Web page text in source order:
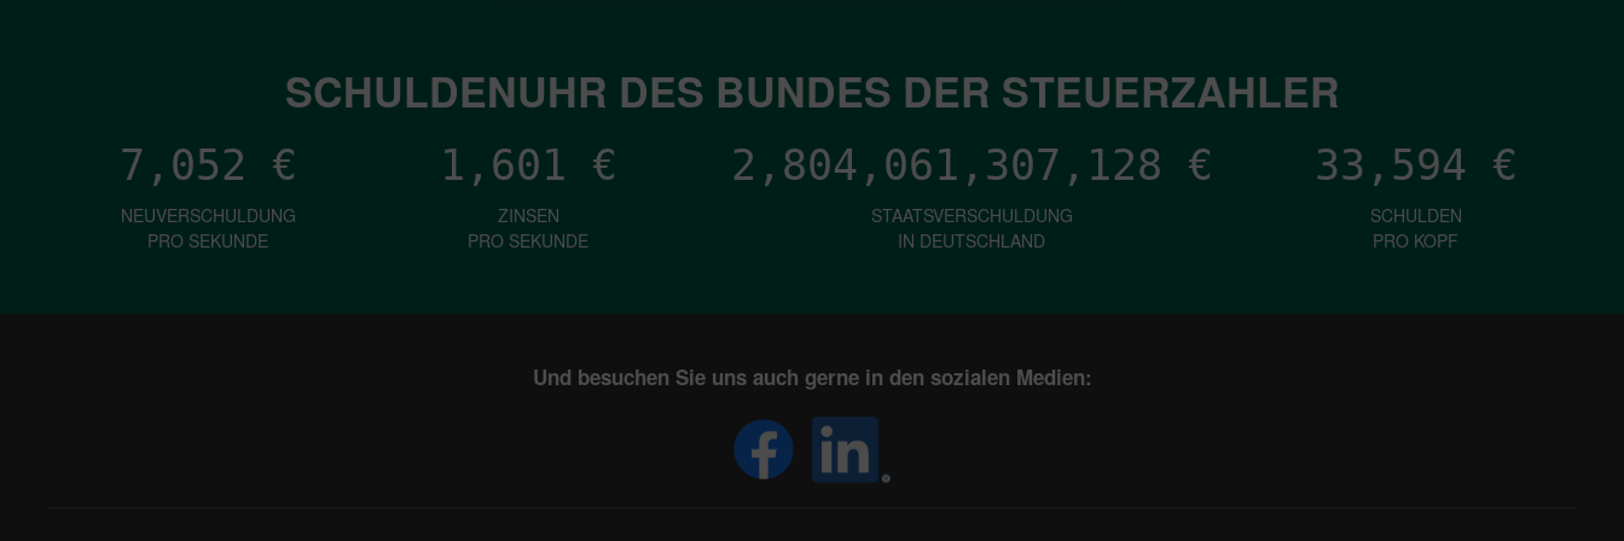
SCHULDENUHR DES BUNDES DER STEUERZAHLER
7,052 €
NEUVERSCHULDUNG
PRO SEKUNDE
1,601 €
ZINSEN
PRO SEKUNDE
2,804,061,310,090 €
STAATSVERSCHULDUNG
IN DEUTSCHLAND
33,594 €
SCHULDEN
PRO KOPF
Und besuchen Sie uns auch gerne in den sozialen Medien: